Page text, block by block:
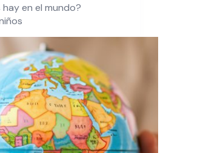
en el mundo?